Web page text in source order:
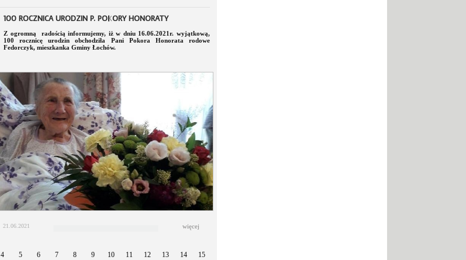
100 ROCZNICA URODZIN P. POKORY HONORATY
Z ogromną radością informujemy, iż w dniu 16.06.2021r. wyjątkową,
100 rocznicę urodzin obchodziła Pani Pokora Honorata rodowe
Fedorczyk, mieszkanka Gminy Łochów.
21.06.2021 więcej
4 5 6 7 8 9 10 11 12 13 14
15